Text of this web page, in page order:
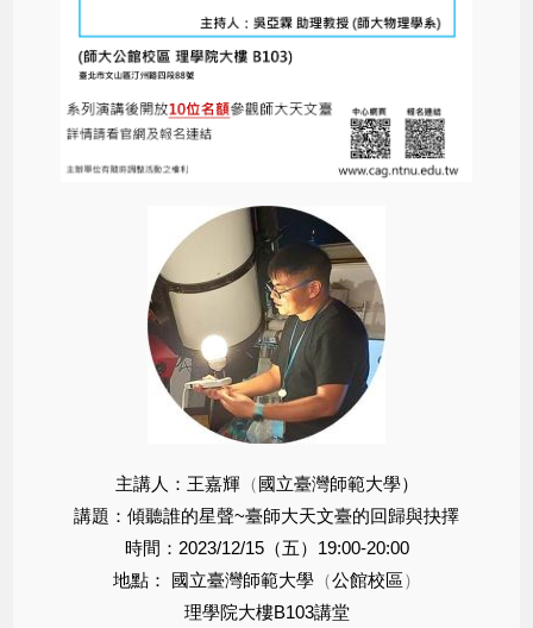
主講人：王嘉輝（國立臺灣師範大學）
講題：傾聽誰的星聲~臺師大天文臺的回歸與抉擇
時間：2023/12/15（五）19:00-20:00
地點： 國立臺灣師範大學（公館校區）
理學院大樓B103講堂